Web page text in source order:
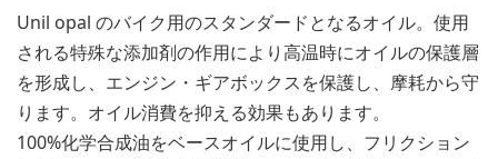
Unil opal のバイク用のスタンダードとなるオイル。使用
される特殊な添加剤の作用により高温時にオイルの保護層
を形成し、エンジン・ギアボックスを保護し、摩耗から守
ります。オイル消費を抑える効果もあります。
100%化学合成油をベースオイルに使用し、フリクション